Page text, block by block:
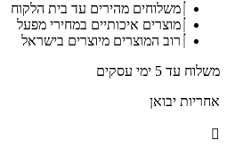
מעוצבת
קנבס
זכוכית
משלוחים מהירים עד בית הלקוח
מוצרים איכותיים במחירי מפעל
רוב המוצרים מיוצרים בישראל
משלוח עד 5 ימי עסקים
אחריות יבואן